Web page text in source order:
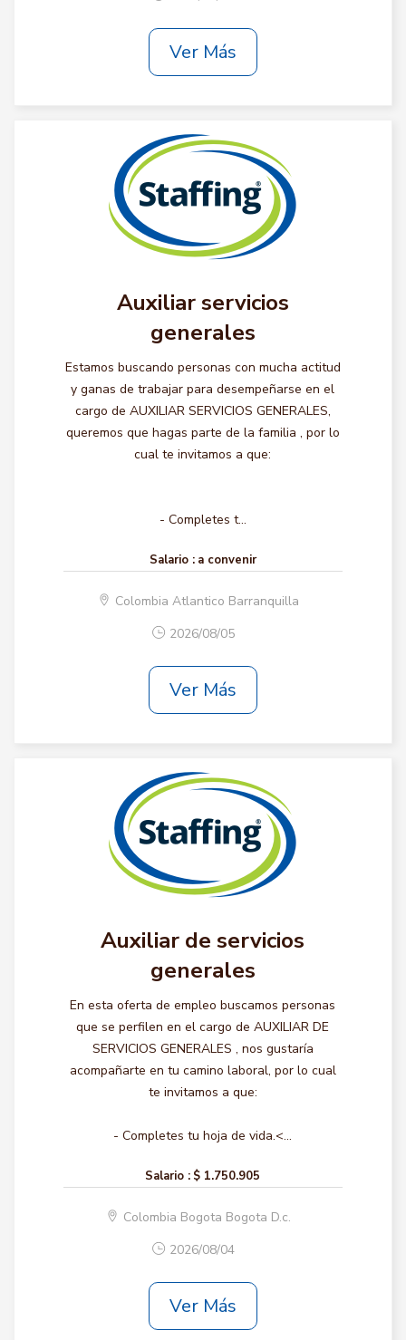
Ver Más
Auxiliar servicios
generales
Estamos buscando personas con mucha actitud
y ganas de trabajar para desempeñarse en el
cargo de AUXILIAR SERVICIOS GENERALES,
queremos que hagas parte de la familia , por lo
cual te invitamos a que:
- Completes t...
Salario : a convenir
Colombia Atlantico Barranquilla
2026/08/05
Ver Más
Auxiliar de servicios
generales
En esta oferta de empleo buscamos personas
que se perfilen en el cargo de AUXILIAR DE
SERVICIOS GENERALES , nos gustaría
acompañarte en tu camino laboral, por lo cual
te invitamos a que:
- Completes tu hoja de vida.<...
Salario : $ 1.750.905
Colombia Bogota Bogota D.c.
2026/08/04
Ver Más